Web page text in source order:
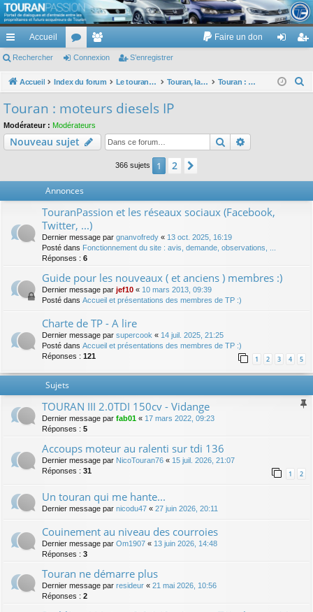
TouranPassion
Le forum des propriétaires ou futurs acquéreurs du Volkswagen Touran
cc
ès
pi
de
Accueil
or
u
e
m
Faire un don
ne nr
Rechercher Connexion S’enregistrer
Accueil Index du forum Le touran dans ses versions I (V1 V2 V3) et II ... Touran, la mécanique : moteurs, boites, transmissions, freins, direction, roues Touran : moteurs diesels IP
Touran : moteurs diesels IP
Modérateur : Modérateurs
Nouveau sujet Rechercher
366 sujets 1 2
Annonces
TouranPassion et les réseaux sociaux (Facebook,
Twitter, ...)
Dernier message par gnanvofredy « 13 oct. 2025, 16:19
Posté dans Fonctionnement du site : avis, demande, observations, ...
Réponses : 6
Guide pour les nouveaux ( et anciens ) membres :)
Dernier message par jef10 « 10 mars 2013, 09:39
Posté dans Accueil et présentations des membres de TP :)
Charte de TP - A lire
Dernier message par supercook « 14 juil. 2025, 21:25
Posté dans Accueil et présentations des membres de TP :)
Réponses : 121 1 2 3 4 5
Sujets
TOURAN III 2.0TDI 150cv - Vidange
Dernier message par fab01 « 17 mars 2022, 09:23
Réponses : 5
Accoups moteur au ralenti sur tdi 136
Dernier message par NicoTouran76 « 15 juil. 2026, 21:07
Réponses : 31 1 2
Un touran qui me hante...
Dernier message par nicodu47 « 27 juin 2026, 20:11
Couinement au niveau des courroies
Dernier message par Om1907 « 13 juin 2026, 14:48
Réponses : 3
Touran ne démarre plus
Dernier message par resideur « 21 mai 2026, 10:56
Réponses : 2